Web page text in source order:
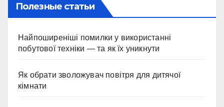
Полезные статьи
Найпоширеніші помилки у використанні
побутової техніки — та як їх уникнути
Як обрати зволожувач повітря для дитячої
кімнати